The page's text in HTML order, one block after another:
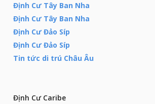
Định Cư Tây Ban Nha
Định Cư Tây Ban Nha
Định Cư Đảo Síp
Định Cư Đảo Síp
Tin tức di trú Châu Âu
Định Cư Caribe